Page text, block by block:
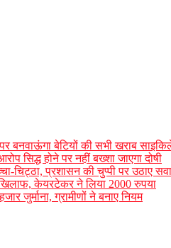
बनवाऊंगा बेटियों की सभी खराब
सिद्ध होने पर नहीं बख्शा जाएगा दोषी
चिट्ठा, प्रशासन की चुप्पी पर उठाए
केयरटेकर ने लिया 2000 रुपया
जुर्माना, ग्रामीणों ने बनाए नियम